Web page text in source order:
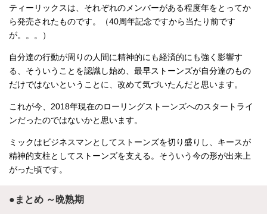
ティーリックスは、それぞれのメンバーがある程度年をとってか
ら発売されたものです。（40周年記念ですから当たり前です
が。。。）
自分達の行動が周りの人間に精神的にも経済的にも強く影響す
る、そういうことを認識し始め、最早ストーンズが自分達のもの
だけではないということに、改めて気づいたんだと思います。
これが今、2018年現在のローリングストーンズへのスタートライ
ンだったのではないかと思います。
ミックはビジネスマンとしてストーンズを切り盛りし、キースが
精神的支柱としてストーンズを支える。そういう今の形が出来上
がった頃です。
●まとめ ～晩熟期